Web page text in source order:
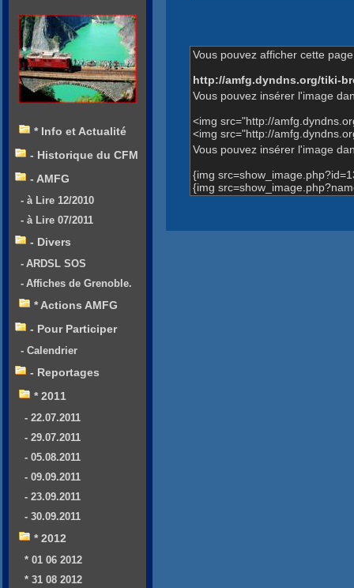
Vous pouvez afficher cette
http://amfg.dyndns.org/tiki-
Vous pouvez insérer l'image
<img src="http://
<img src="http://
Vous pouvez insérer l'image
{img
{img
* Info et Actualité
- Historique du CFM
- AMFG
- à Lire 12/2010
- à Lire 07/2011
- Divers
- ARDSL SOS
- Affiches de Grenoble.
* Actions AMFG
- Pour Participer
- Calendrier
- Reportages
* 2011
- 22.07.2011
- 29.07.2011
- 05.08.2011
- 09.09.2011
- 23.09.2011
- 30.09.2011
* 2012
* 01 06 2012
* 31 08 2012